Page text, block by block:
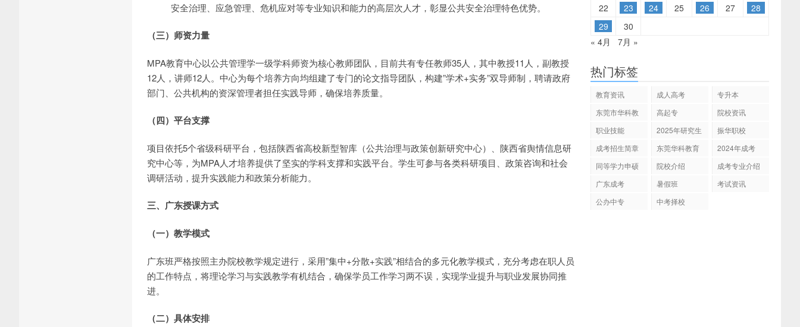
安全治理、应急管理、危机应对等专业知识和能力的高层次人才，彰显公共安全治理特色优势。
（三）师资力量
MPA教育中心以公共管理学一级学科师资为核心教师团队，目前共有专任教师35人，其中教授11人，副教授
12人，讲师12人。中心为每个培养方向均组建了专门的论文指导团队，构建”学术+实务”双导师制，聘请政府
部门、公共机构的资深管理者担任实践导师，确保培养质量。
（四）平台支撑
项目依托5个省级科研平台，包括陕西省高校新型智库（公共治理与政策创新研究中心）、陕西省舆情信息研
究中心等，为MPA人才培养提供了坚实的学科支撑和实践平台。学生可参与各类科研项目、政策咨询和社会
调研活动，提升实践能力和政策分析能力。
三、广东授课方式
（一）教学模式
广东班严格按照主办院校教学规定进行，采用”集中+分散+实践”相结合的多元化教学模式，充分考虑在职人员
的工作特点，将理论学习与实践教学有机结合，确保学员工作学习两不误，实现学业提升与职业发展协同推
进。
（二）具体安排
22
23 24 25 26 27
28
29
30
« 4月
7月 »
热门标签
教育资讯 成人高考
专升本
东莞市华科教
高起专
院校资讯
职业技能
2025年研究生
振华职校
成考招生简章
东莞华科教育
2024年成考
同等学力申硕
院校介绍
成考专业介绍
广东成考
暑假班
考试资讯
公办中专
中考择校